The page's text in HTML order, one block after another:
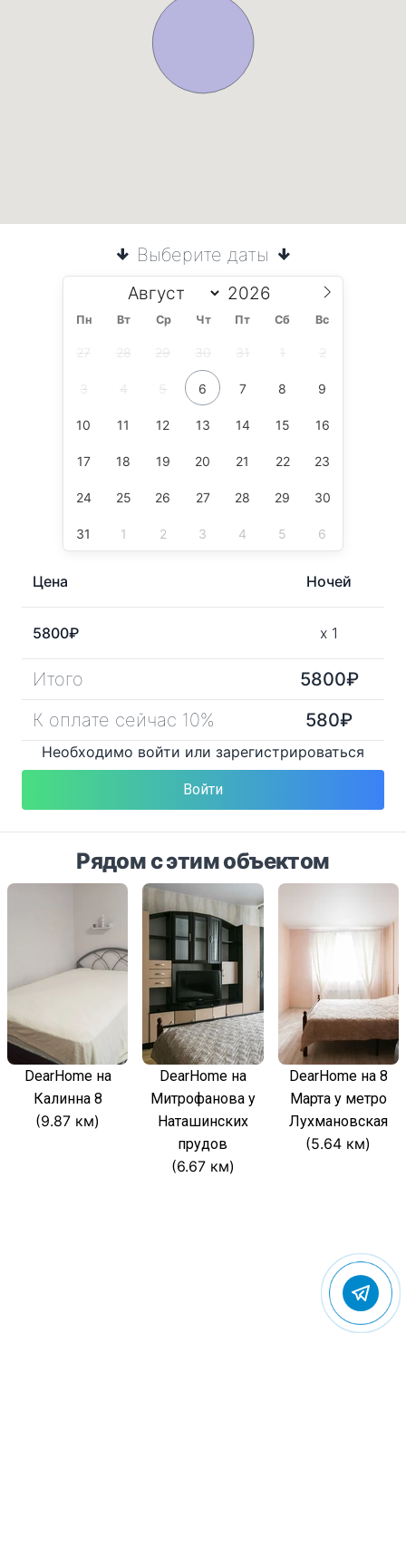
Выберите даты
Пн Вт Ср Чт Пт Сб Вс
27 28 29 30 31 1 2
3 4 5 6 7 8 9
10 11 12 13 14 15 16
17 18 19 20 21 22 23
24 25 26 27 28 29 30
31 1 2 3 4 5 6
Цена Ночей
5800₽ x 1
Итого 5800₽
К оплате сейчас 10%
580₽
Необходимо войти или зарегистрироваться
Войти
Рядом с этим объектом
DearHome на
Калинна 8
(9.87 км)
DearHome на
Митрофанова у
Наташинских
прудов
(6.67 км)
DearHome на 8
Марта у метро
Лухмановская
(5.64 км)